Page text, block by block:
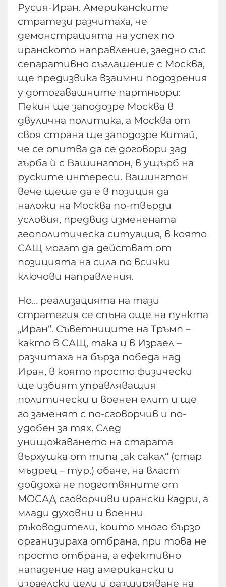
Русия-Иран. Американските
стратези разчитаха, че
демонстрацията на успех по
иранското направление, заедно със
сепаративно съглашение с Москва,
ще предизвика взаимни подозрения
у дотогавашните партньори:
Пекин ще заподозре Москва в
двулична политика, а Москва от
своя страна ще заподозре Китай,
че се опитва да се договори зад
гърба й с Вашингтон, в ущърб на
руските интереси. Вашингтон
вече щеше да е в позиция да
наложи на Москва по-твърди
условия, предвид изменената
геополитическа ситуация, в която
САЩ могат да действат от
позицията на сила по всички
ключови направления.
Но… реализацията на тази
стратегия се спъна още на пункта
„Иран“. Съветниците на Тръмп –
както в САЩ, така и в Израел –
разчитаха на бърза победа над
Иран, в която просто физически
ще избият управляващия
политически и военен елит и ще
го заменят с по-сговорчив и по-
удобен за тях. След
унищожаването на старата
върхушка от типа „ак сакал“ (стар
мъдрец – тур.) обаче, на власт
дойдоха не подготвяните от
МОСАД сговорчиви ирански кадри, а
млади духовни и военни
ръководители, които много бързо
организираха отбрана, при това не
просто отбрана, а ефективно
нападение над американски и
израелски цели и разширяване на